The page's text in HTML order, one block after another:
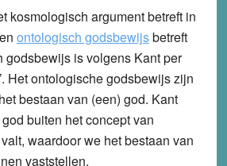
kosmologisch argument betreft in
ontologisch godsbewijsbetreft
godsbewijs is volgens Kant per
Het ontologische godsbewijs zijn
bestaan van (een) god. Kant
buiten het concept van
waardoor we het bestaan van
vaststellen.